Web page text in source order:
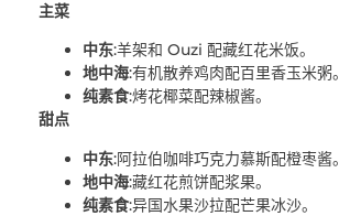
主菜
中东:羊架和 Ouzi 配藏红花米饭。
地中海:有机散养鸡肉配百里香玉米粥。
纯素食:烤花椰菜配辣椒酱。
甜点
中东:阿拉伯咖啡巧克力慕斯配橙枣酱。
地中海:藏红花煎饼配浆果。
纯素食:异国水果沙拉配芒果冰沙。